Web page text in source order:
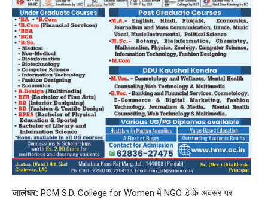
जालंधर: PCM S.D. College for Women में NGO डे के अवसर पर